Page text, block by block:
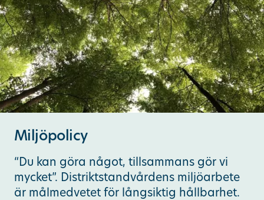
Frågor och svar
Priser och erbjudanden
Om Distriktstandvården
Kontakta oss
Remiss
Miljöpolicy
“Du kan göra något, tillsammans gör vi
mycket”. Distriktstandvårdens miljöarbete
är målmedvetet för långsiktig hållbarhet.